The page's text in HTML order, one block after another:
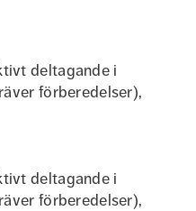
deltagande i
förberedelser),
deltagande i
förberedelser),